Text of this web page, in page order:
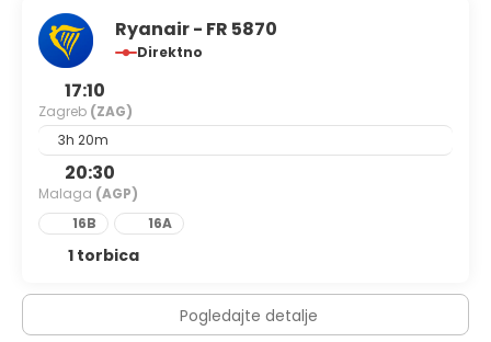
Ryanair - FR 5870
Direktno
17:10
Zagreb (ZAG)
3h 20m
20:30
Malaga (AGP)
16B
16A
1 torbica
Pogledajte detalje